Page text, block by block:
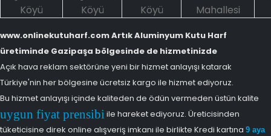
Köyü
Köyü
Köyü
Mahallesi
www.onlinekutuharf.com Artık Aluminyum Kutu Harf
üretiminde Gazipaşa bölgesinde de hizmetinizde
Açık hava reklam sektörüne yeni bir hizmet anlayışı katarak
Türkiye'nin her bölgesine ücretsiz kargo ile hizmet ediyoruz.
Bu hizmet anlayışı içinde kaliteden de ödün vermeden üstün kalite
uygun fiyat prensibi ile hareket ediyoruz. Üreticisinden
tüketicisine direk online alışveriş imkanı ile birlikte Kredi kartına 9 aya